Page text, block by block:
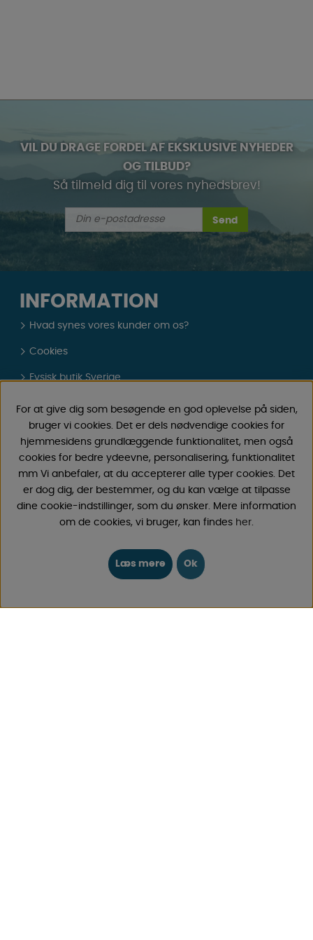
VIL DU DRAGE FORDEL AF EKSKLUSIVE NYHEDER
OG TILBUD?
Så tilmeld dig til vores nyhedsbrev!
Send
INFORMATION
Hvad synes vores kunder om os?
Cookies
Fysisk butik Sverige
Gavekort
Om os
FAQ - Almindelige spørgsmål
Købsbetingelser
Log ind
Vi svarer altid indenfor 24 timer på hverdage.
Registrer din retur
For at give dig som besøgende en god oplevelse på siden,
bruger vi cookies. Det er dels nødvendige cookies for
hjemmesidens grundlæggende funktionalitet, men også
cookies for bedre ydeevne, personalisering, funktionalitet
mm Vi anbefaler, at du accepterer alle typer cookies. Det
er dog dig, der bestemmer, og du kan vælge at tilpasse
dine cookie-indstillinger, som du ønsker. Mere information
om de cookies, vi bruger, kan findes her.
Læs mere Ok